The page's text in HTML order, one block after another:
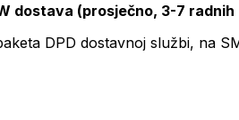
dostava (prosječno, 3-7 radnih
DPD dostavnoj službi, na